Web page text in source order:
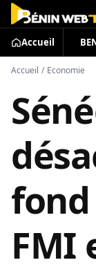
Accueil
Accueil / Economie
FMI